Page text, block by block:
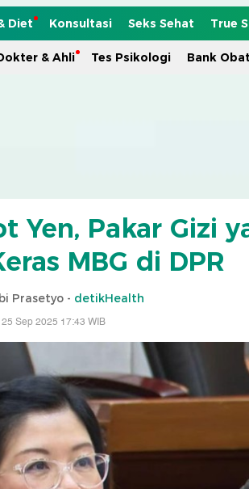
Diet Konsultasi Seks Sehat True
& Ahli Tes Psikologi Bank Obat
Yen, Pakar Gizi
MBG di DPR
Prasetyo - detikHealth
Sep 2025 17:43 WIB